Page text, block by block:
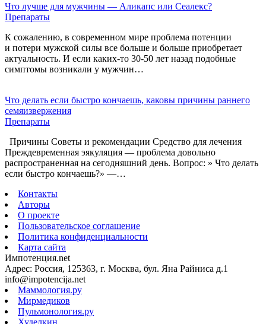
Что лучше для мужчины — Аликапс или Сеалекс?
Препараты
К сожалению, в современном мире проблема потенции
и потери мужской силы все больше и больше приобретает
актуальность. И если каких-то 30-50 лет назад подобные
симптомы возникали у мужчин…
Что делать если быстро кончаешь, каковы причины раннего
семяизвержения
Препараты
Причины Советы и рекомендации Средство для лечения
Преждевременная эякуляция — проблема довольно
распространенная на сегодняшний день. Вопрос: » Что делать
если быстро кончаешь?» —…
Контакты
Авторы
О проекте
Пользовательское соглашение
Политика конфиденциальности
Карта сайта
Импотенция.net
Адрес: Россия, 125363, г. Москва, бул. Яна Райниса д.1
info@impotencija.net
Маммология.ру
Мирмедиков
Пульмонология.ру
Худелкин